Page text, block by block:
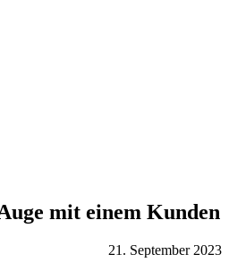
mit einem Kunden
21. September 2023